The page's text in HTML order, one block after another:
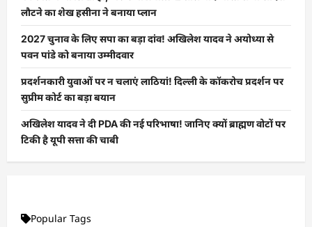
लौटने का शेख हसीना ने बनाया प्लान
2027 चुनाव के लिए सपा का बड़ा दांव! अखिलेश यादव ने अयोध्या से
पवन पांडे को बनाया उम्मीदवार
प्रदर्शनकारी युवाओं पर न चलाएं लाठियां! दिल्ली के कॉकरोच प्रदर्शन पर
सुप्रीम कोर्ट का बड़ा बयान
अखिलेश यादव ने दी PDA की नई परिभाषा! जानिए क्यों ब्राह्मण वोटों पर
टिकी है यूपी सत्ता की चाबी
Popular Tags